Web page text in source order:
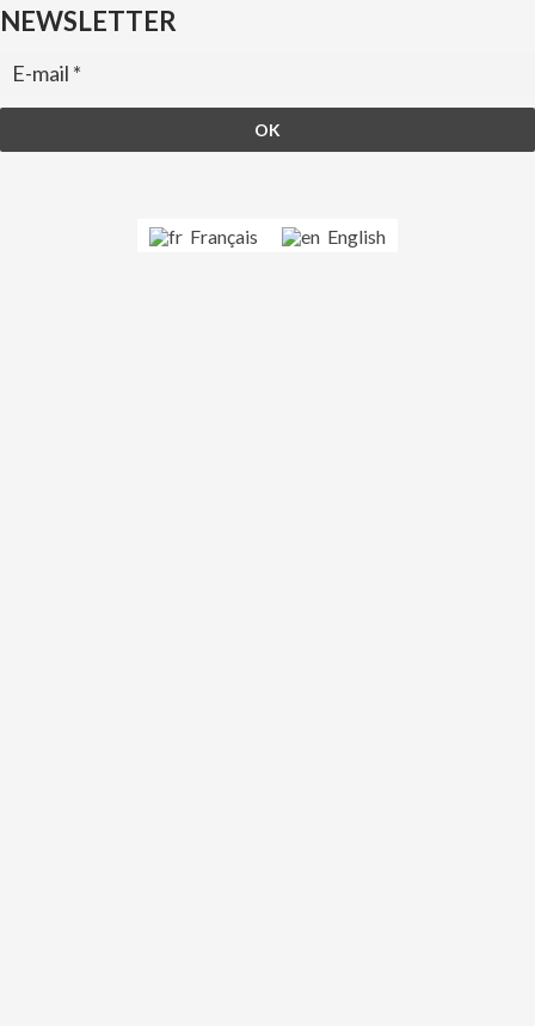
NEWSLETTER
Français English